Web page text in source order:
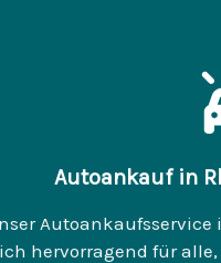
Autoankauf in
hervorragend für